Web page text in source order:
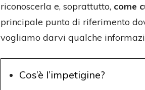
riconoscerla e, soprattutto, come
principale punto di riferimento
vogliamo darvi qualche
Cos’è l’impetigine?